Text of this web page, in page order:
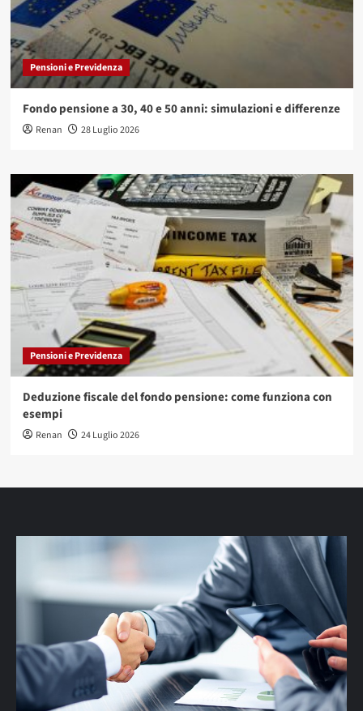
Pensioni e Previdenza
Fondo pensione a 30, 40 e 50 anni: simulazioni e differenze
Renan 28 Luglio 2026
Pensioni e Previdenza
Deduzione fiscale del fondo pensione: come funziona con
esempi
Renan 24 Luglio 2026